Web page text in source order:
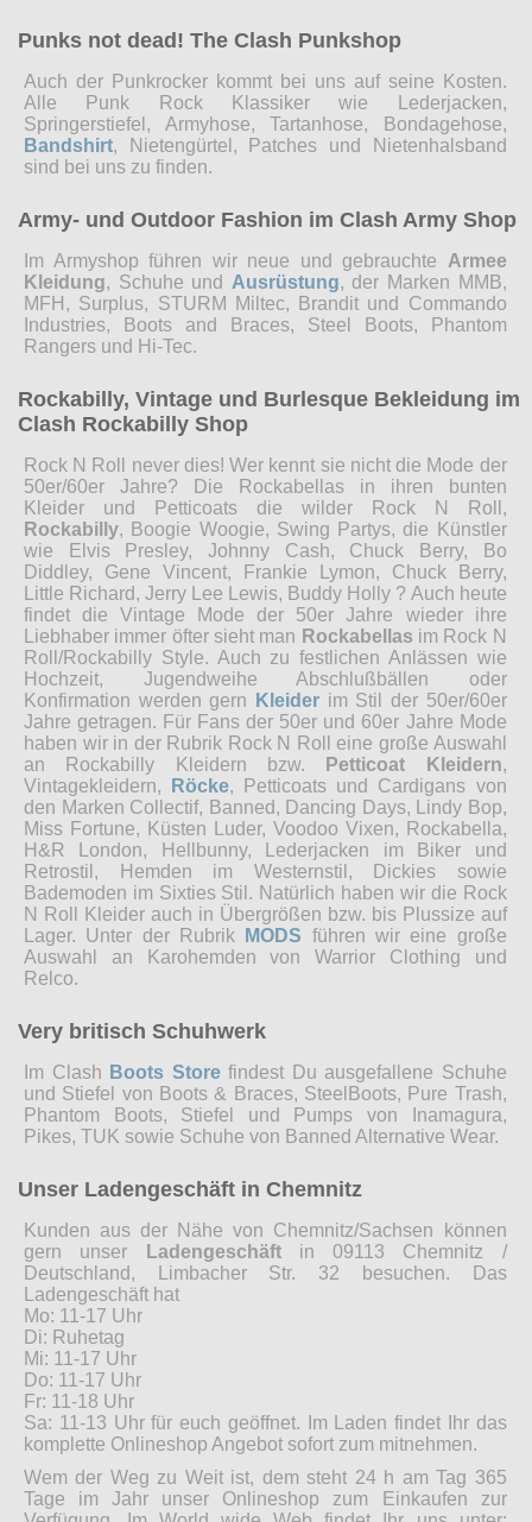
Punks not dead! The Clash Punkshop
Auch der Punkrocker kommt bei uns auf seine Kosten.
Alle Punk Rock Klassiker wie Lederjacken,
Springerstiefel, Armyhose, Tartanhose, Bondagehose,
Bandshirt, Nietengürtel, Patches und Nietenhalsband
sind bei uns zu finden.
Army- und Outdoor Fashion im Clash Army Shop
Im Armyshop führen wir neue und gebrauchte Armee
Kleidung, Schuhe und Ausrüstung, der Marken MMB,
MFH, Surplus, STURM Miltec, Brandit und Commando
Industries, Boots and Braces, Steel Boots, Phantom
Rangers und Hi-Tec.
Rockabilly, Vintage und Burlesque Bekleidung im
Clash Rockabilly Shop
Rock N Roll never dies! Wer kennt sie nicht die Mode der
50er/60er Jahre? Die Rockabellas in ihren bunten
Kleider und Petticoats die wilder Rock N Roll,
Rockabilly, Boogie Woogie, Swing Partys, die Künstler
wie Elvis Presley, Johnny Cash, Chuck Berry, Bo
Diddley, Gene Vincent, Frankie Lymon, Chuck Berry,
Little Richard, Jerry Lee Lewis, Buddy Holly ? Auch heute
findet die Vintage Mode der 50er Jahre wieder ihre
Liebhaber immer öfter sieht man Rockabellas im Rock N
Roll/Rockabilly Style. Auch zu festlichen Anlässen wie
Hochzeit, Jugendweihe Abschlußbällen oder
Konfirmation werden gern
Kleiderim Stil der 50er/60er
Jahre getragen. Für Fans der 50er und 60er Jahre Mode
haben wir in der Rubrik Rock N Roll eine große Auswahl
an Rockabilly Kleidern bzw.
Petticoat Kleidern,
Vintagekleidern,
Röcke, Petticoats und Cardigans von
den Marken Collectif, Banned, Dancing Days, Lindy Bop,
Miss Fortune, Küsten Luder, Voodoo Vixen, Rockabella,
H&R London, Hellbunny, Lederjacken im Biker und
Retrostil, Hemden im Westernstil, Dickies sowie
Bademoden im Sixties Stil. Natürlich haben wir die Rock
N Roll Kleider auch in Übergrößen bzw. bis Plussize auf
Lager. Unter der Rubrik
MODS führen wir eine große
Auswahl an Karohemden von Warrior Clothing und
Relco.
Very britisch Schuhwerk
Im Clash Boots Storefindest Du ausgefallene Schuhe
und Stiefel von Boots & Braces, SteelBoots, Pure Trash,
Phantom Boots, Stiefel und Pumps von Inamagura,
Pikes, TUK sowie Schuhe von Banned Alternative Wear.
Unser Ladengeschäft in Chemnitz
Kunden aus der Nähe von Chemnitz/Sachsen können
gern unser
Ladengeschäftin 09113 Chemnitz /
Deutschland, Limbacher Str. 32 besuchen. Das
Ladengeschäft hat
Mo: 11-17 Uhr
Di: Ruhetag
Mi: 11-17 Uhr
Do: 11-17 Uhr
Fr: 11-18 Uhr
Sa: 11-13 Uhr für euch geöffnet. Im Laden findet Ihr das
komplette Onlineshop Angebot sofort zum mitnehmen.
Wem der Weg zu Weit ist, dem steht 24 h am Tag 365
Tage im Jahr unser Onlineshop zum Einkaufen zur